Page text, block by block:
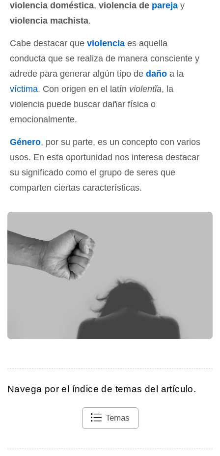
violencia doméstica, violencia de pareja y
violencia machista.
Cabe destacar que violencia es aquella
conducta que se realiza de manera consciente y
adrede para generar algún tipo de daño a la
víctima. Con origen en el latín violentĭa, la
violencia puede buscar dañar física o
emocionalmente.
Género, por su parte, es un concepto con varios
usos. En esta oportunidad nos interesa destacar
su significado como el grupo de seres que
comparten ciertas características.
Navega por el índice de temas del artículo.
Temas